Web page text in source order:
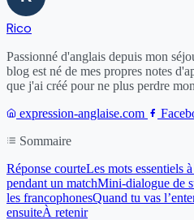
Rico
Passionné d'anglais depuis mon
blog est né de mes propres notes
que j'ai créé pour ne plus perdre
expression-anglaise.com
Sommaire
Réponse courteLes mots essentiels
pendant un matchMini-dialogue de
les francophonesQuand tu vas
ensuiteÀ retenir